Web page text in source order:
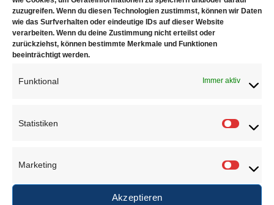
zuzugreifen. Wenn du diesen Technologien zustimmst, können wir Daten
wie das Surfverhalten oder eindeutige IDs auf dieser Website
verarbeiten. Wenn du deine Zustimmung nicht erteilst oder
zurückziehst, können bestimmte Merkmale und Funktionen
beeinträchtigt werden.
Funktional Immer aktiv
Statistiken
Marketing
Akzeptieren
Fassvermögen:ca. 5kg (18k Gold)
ÄHNLICHE PRODUKTE